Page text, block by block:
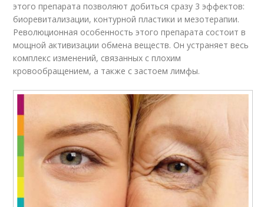
этого препарата позволяют добиться сразу 3 эффектов:
биоревитализации, контурной пластики и мезотерапии.
Революционная особенность этого препарата состоит в
мощной активизации обмена веществ. Он устраняет весь
комплекс изменений, связанных с плохим
кровообращением, а также с застоем лимфы.